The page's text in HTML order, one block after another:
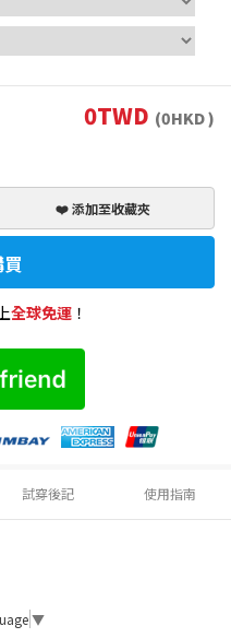
0TWD (0HKD )
❤️ 添加至收藏夾
全球免運！
試穿後記 使用指南
▼